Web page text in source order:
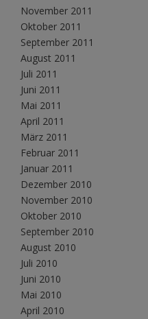
November 2011
Oktober 2011
September 2011
August 2011
Juli 2011
Juni 2011
Mai 2011
April 2011
März 2011
Februar 2011
Januar 2011
Dezember 2010
November 2010
Oktober 2010
September 2010
August 2010
Juli 2010
Juni 2010
Mai 2010
April 2010